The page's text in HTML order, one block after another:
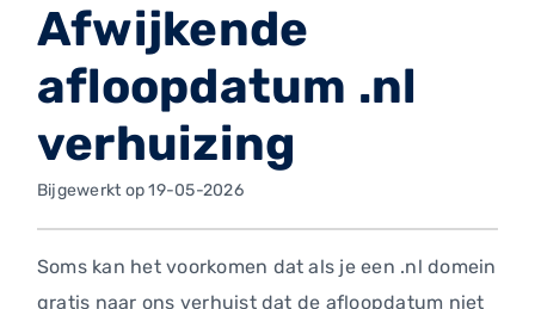
Afwijkende
afloopdatum .nl
verhuizing
Bijgewerkt op 19-05-2026
Soms kan het voorkomen dat als je een .nl domein
gratis naar ons verhuist dat de afloopdatum niet